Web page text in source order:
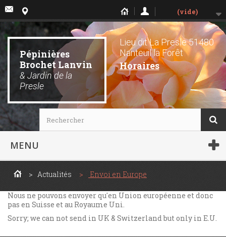
(vide)
Pépinières
Brochet Lanvin
& Jardin de la
Presle
Lieu dit La Presle 51480
Nanteuil la Forêt
Horaires
MENU
> Actualités > Envoi en Europe
Nous ne pouvons envoyer qu'en Union européenne et donc
pas en Suisse et au Royaume Uni.
Sorry; we can not send in UK & Switzerland but only in E.U.